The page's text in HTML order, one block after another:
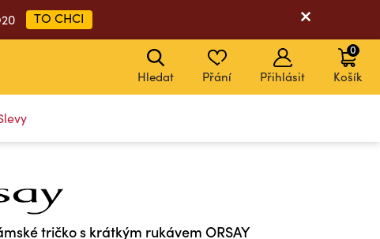
TO CHCI
Hledat Přání Přihlásit Košík
0
tričko s krátkým rukávem ORSAY